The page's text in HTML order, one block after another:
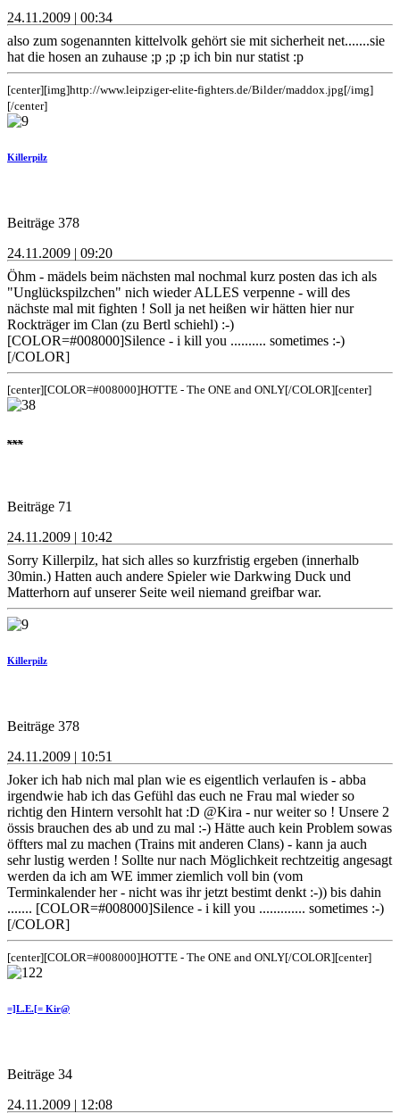
24.11.2009 | 00:34
also zum sogenannten kittelvolk gehört sie mit sicherheit net.......sie
hat die hosen an zuhause ;p ;p ;p ich bin nur statist :p
[center][img]http://www.leipziger-elite-fighters.de/Bilder/maddox.jpg[/img]
[/center]
Killerpilz
Beiträge 378
24.11.2009 | 09:20
Öhm - mädels beim nächsten mal nochmal kurz posten das ich als
"Unglückspilzchen" nich wieder ALLES verpenne - will des
nächste mal mit fighten ! Soll ja net heißen wir hätten hier nur
Rockträger im Clan (zu Bertl schiehl) :-)
[COLOR=#008000]Silence - i kill you .......... sometimes :-)
[/COLOR]
[center][COLOR=#008000]HOTTE - The ONE and ONLY[/COLOR][center]
xxx
Beiträge 71
24.11.2009 | 10:42
Sorry Killerpilz, hat sich alles so kurzfristig ergeben (innerhalb
30min.) Hatten auch andere Spieler wie Darkwing Duck und
Matterhorn auf unserer Seite weil niemand greifbar war.
Killerpilz
Beiträge 378
24.11.2009 | 10:51
Joker ich hab nich mal plan wie es eigentlich verlaufen is - abba
irgendwie hab ich das Gefühl das euch ne Frau mal wieder so
richtig den Hintern versohlt hat :D @Kira - nur weiter so ! Unsere 2
össis brauchen des ab und zu mal :-) Hätte auch kein Problem sowas
öffters mal zu machen (Trains mit anderen Clans) - kann ja auch
sehr lustig werden ! Sollte nur nach Möglichkeit rechtzeitig angesagt
werden da ich am WE immer ziemlich voll bin (vom
Terminkalender her - nicht was ihr jetzt bestimt denkt :-)) bis dahin
....... [COLOR=#008000]Silence - i kill you ............. sometimes :-)
[/COLOR]
[center][COLOR=#008000]HOTTE - The ONE and ONLY[/COLOR][center]
=]L.E.[= Kir@
Beiträge 34
24.11.2009 | 12:08